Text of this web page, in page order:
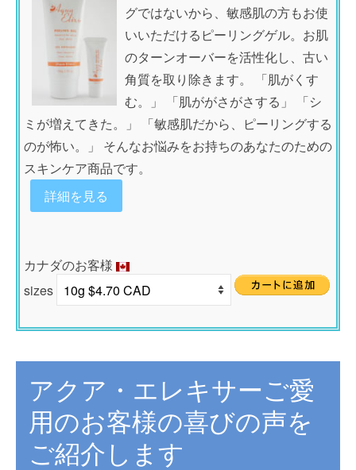
グではないから、敏感肌の方もお使
いいただけるピーリングゲル。お肌
のターンオーバーを活性化し、古い
角質を取り除きます。 「肌がくす
む。」 「肌ががさがさする」 「シ
ミが増えてきた。」 「敏感肌だから、ピーリングする
のが怖い。」 そんなお悩みをお持ちのあなたのための
スキンケア商品です。
詳細を見る
カナダのお客様
sizes
アクア・エレキサーご愛
用のお客様の喜びの声を
ご紹介します